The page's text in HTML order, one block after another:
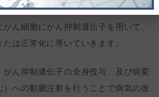
す。異常が見つかった際には、遺伝子
ん細胞にがん抑制遺伝子を用いて、
は正常化に導いていきます。
がん抑制遺伝子の全身投与、及び病変
）への動脈注射を行うことで病気の改